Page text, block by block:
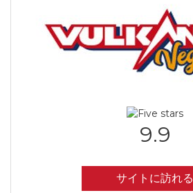
9.9
サイトに訪れる